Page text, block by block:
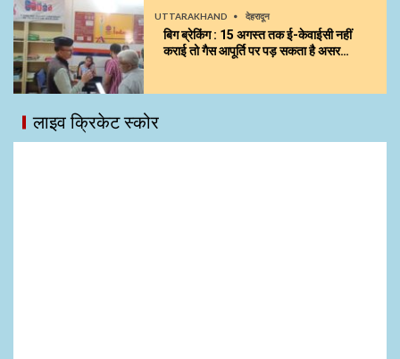
UTTARAKHAND देहरादून
बिग ब्रेकिंग : 15 अगस्त तक ई-केवाईसी नहीं
कराई तो गैस आपूर्ति पर पड़ सकता है असर…
लाइव क्रिकेट स्कोर